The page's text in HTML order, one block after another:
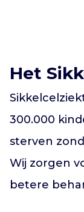
Het
300.000
sterven
Wij zorgen
betere